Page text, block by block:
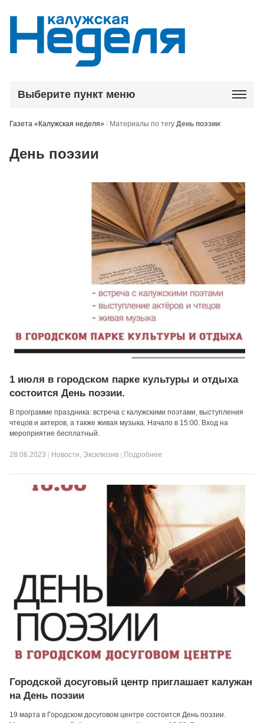
Выберите пункт меню
Газета «Калужская неделя» / Материалы по тегуДень поэзии:
День поэзии
1 июля в городском парке культуры и отдыха
состоится День поэзии.
В программе праздника: встреча с калужскими поэтами, выступления
чтецов и актеров, а также живая музыка. Начало в 15:00. Вход на
мероприятие бесплатный.
28.06.2023 Новости, Эксклюзив Подробнее
Городской досуговый центр приглашает калужан
на День поэзии
19 марта в Городском досуговом центре состоится День поэзии.